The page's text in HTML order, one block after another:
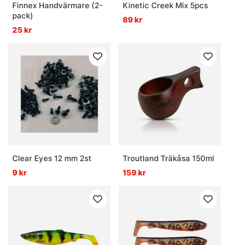
Finnex Handvärmare (2-
pack)
25 kr
Kinetic Creek Mix 5pcs
89 kr
Clear Eyes 12 mm 2st
9 kr
Troutland Träkåsa 150ml
159 kr